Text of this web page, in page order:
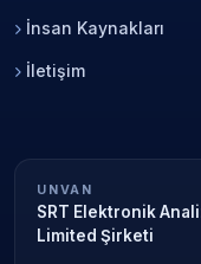
İnsan Kaynakları
İletişim
UNVAN
SRT Elektronik
Limited Şirketi